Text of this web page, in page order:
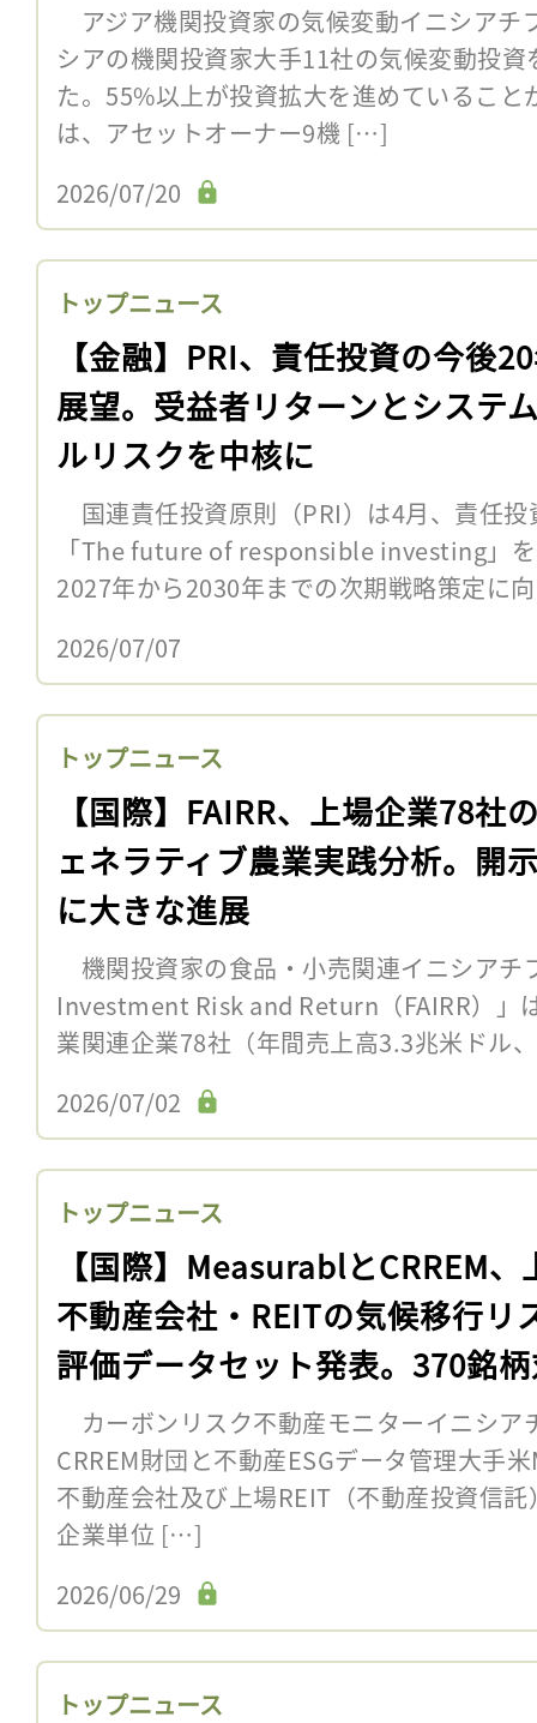
アジア機関投資家の気候変動イニシアチ
シアの機関投資家大手11社の気候変動投
た。55%以上が投資拡大を進めているこ
は、アセットオーナー9機 […]
2026/07/20
トップニュース
【金融】PRI、責任投資の今後
展望。受益者リターンとシステ
ルリスクを中核に
国連責任投資原則（PRI）は4月、責任
「The future of responsible investing」
2027年から2030年までの次期戦略策定に
2026/07/07
トップニュース
【国際】FAIRR、上場企業78社
ェネラティブ農業実践分析。開
に大きな進展
機関投資家の食品・小売関連イニシア
Investment Risk and Return（FAIRR）」
業関連企業78社（年間売上高3.3兆米ドル
2026/07/02
トップニュース
【国際】MeasurablとCRREM、
不動産会社・REITの気候移行リ
評価データセット発表。370銘
カーボンリスク不動産モニターイニシア
CRREM財団と不動産ESGデータ管理大手
不動産会社及び上場REIT（不動産投資信
企業単位 […]
2026/06/29
トップニュース